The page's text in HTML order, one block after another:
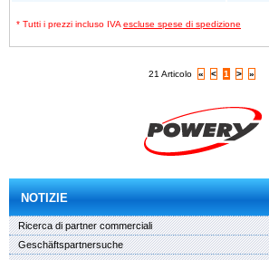
* Tutti i prezzi incluso IVA escluse spese di spedizione
21 Articolo « < 1 > »
NOTIZIE
Ricerca di partner commerciali
Geschäftspartnersuche